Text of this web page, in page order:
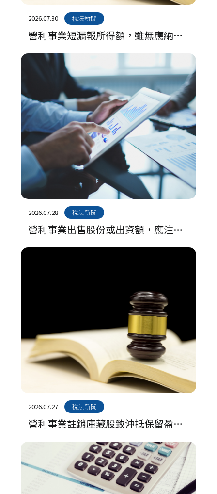
2026.07.30 稅法新聞
營利事業短漏報所得額，雖無應納稅
額，仍應處罰
2026.07.28 稅法新聞
營利事業出售股份或出資額，應注意
是否落入課徵房地合一稅適用範圍
2026.07.27 稅法新聞
營利事業註銷庫藏股致沖抵保留盈餘
之未分配盈餘減項列報規定